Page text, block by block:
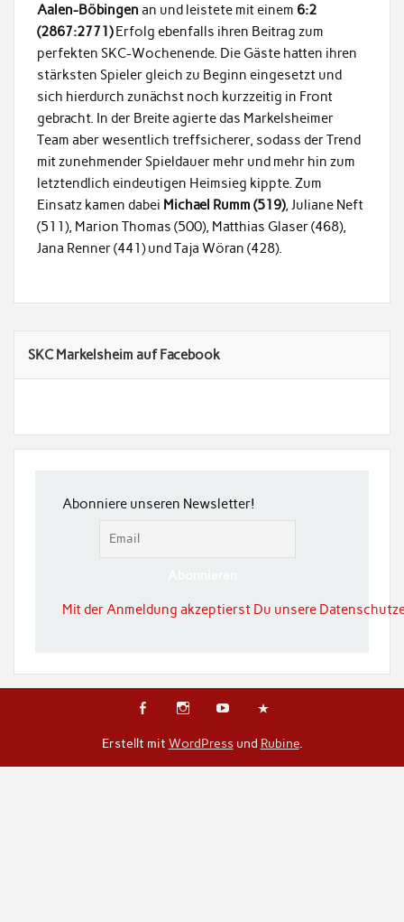
Aalen-Böbingen an und leistete mit einem 6:2
(2867:2771)Erfolg ebenfalls ihren Beitrag zum
perfekten SKC-Wochenende. Die Gäste hatten ihren
stärksten Spieler gleich zu Beginn eingesetzt und
sich hierdurch zunächst noch kurzzeitig in Front
gebracht. In der Breite agierte das Markelsheimer
Team aber wesentlich treffsicherer, sodass der Trend
mit zunehmender Spieldauer mehr und mehr hin zum
letztendlich eindeutigen Heimsieg kippte. Zum
Einsatz kamen dabei Michael Rumm (519), Juliane Neft
(511), Marion Thomas (500), Matthias Glaser (468),
Jana Renner (441) und Taja Wöran (428).
SKC Markelsheim auf Facebook
Abonniere unseren Newsletter!
Mit der Anmeldung akzeptierst Du unsere
Erstellt mit WordPressund Rubine.